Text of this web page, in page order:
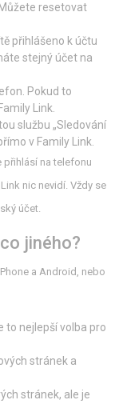
resetovat
přihlášeno k účtu
stejný účet na
Pokud to
Link.
službu „Sledování
v Family Link.
přihlásí na telefonu
nic nevidí. Vždy se
účet.
jiného?
a Android, nebo
to nejlepší volba pro
stránek a
stránek, ale je